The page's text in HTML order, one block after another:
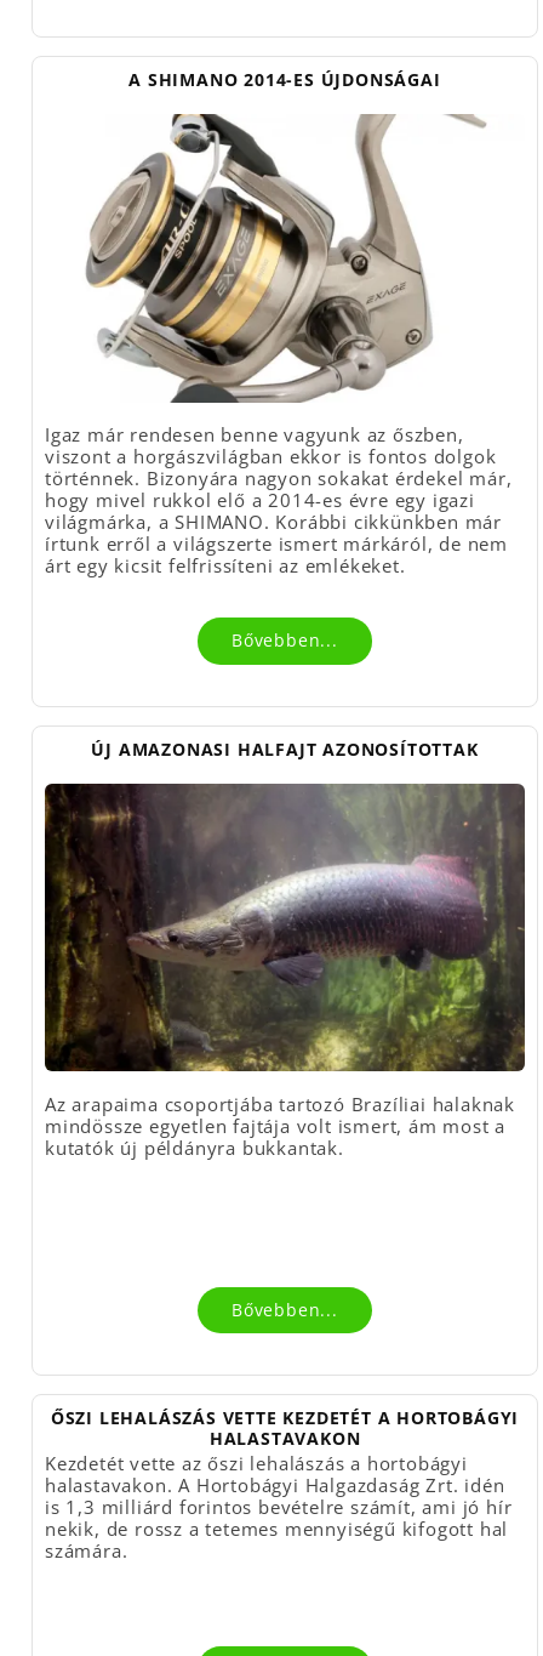
A SHIMANO 2014-ES ÚJDONSÁGAI
Igaz már rendesen benne vagyunk az őszben,
viszont a horgászvilágban ekkor is fontos dolgok
történnek. Bizonyára nagyon sokakat érdekel már,
hogy mivel rukkol elő a 2014-es évre egy igazi
világmárka, a SHIMANO. Korábbi cikkünkben már
írtunk erről a világszerte ismert márkáról, de nem
árt egy kicsit felfrissíteni az emlékeket.
Bővebben...
ÚJ AMAZONASI HALFAJT AZONOSÍTOTTAK
Az arapaima csoportjába tartozó Brazíliai halaknak
mindössze egyetlen fajtája volt ismert, ám most a
kutatók új példányra bukkantak.
Bővebben...
ŐSZI LEHALÁSZÁS VETTE KEZDETÉT A HORTOBÁGYI
HALASTAVAKON
Kezdetét vette az őszi lehalászás a hortobágyi
halastavakon. A Hortobágyi Halgazdaság Zrt. idén
is 1,3 milliárd forintos bevételre számít, ami jó hír
nekik, de rossz a tetemes mennyiségű kifogott hal
számára.